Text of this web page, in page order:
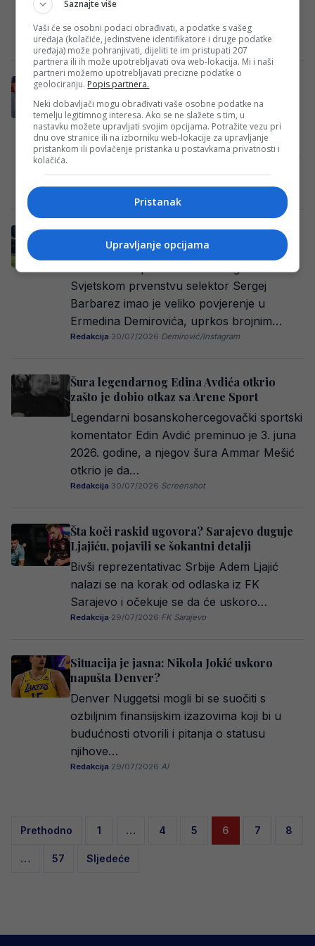
prema informacijama italijanskih medija,
posao bi trebao…
Redakcija·30/07/2026
Muharemoviću u Leeds stiže igrač čija je
odluka izazvala bijes među navijačima BiH
Tarik Muharemović bi do kraja ljetnog
prijelaznog roka mogao dobiti vrlo zvučno
društvo u svlačionici Leeds Uniteda. Nakon
što je…
Redakcija·30/07/2026·Leeds
Navijači BiH ga žestoko prozivali tokom
Mundijala, a njegova zarada je milionska
Tokom nastupa Bosne i Hercegovine na
Svjetskom prvenstvu selektor Sergej
Barbarez imao je veliko povjerenje u
Ermedina Demirovića, uprkos brojnim…
Redakcija·30/07/2026·Demirović/Instagram
Šura legendarnog Edina Avdića otkrio
zašto je dobio otkaz sa Arene Sport
Legendarni bosanskohercegovački sportski
komentator Edin Avdić preminuo je 3. juna
2026. godine, a njegov šura Ammar Mešić
otkrio je da…
Redakcija·30/07/2026·Screenshot
Šta koči raskid ugovora? Sarajevo duguje
Ljajiću, pojavili se šokantni detalji
Bivši reprezentativac Srbije Adem Ljajić
nalazi se na korak od odlaska iz FK
Sarajevo i očekuje se da će uskoro…
Redakcija·29/07/2026·FK Sarajevo
Situacija je jasna: Nikola Jokić uskoro
napušta Denver?
Denver Nuggetsi mogli bi se suočiti s
ozbiljnim finansijskim izazovima koji bi u
budućnosti otvorili i pitanja o statusu
njihove…
Redakcija·29/07/2026·AI
Posts
pagination
Prethodno 1 … 4 5 6 7 8
… 57 Sljedeće
Saznajte više
Vaši će se osobni podaci obrađivati, a podatke s vašeg
uređaja (kolačiće, jedinstvene identifikatore i druge podatke
uređaja) može pohranjivati, dijeliti te im pristupati 207
partnera ili ih može upotrebljavati ova web-lokacija. Mi i naši
partneri možemo upotrebljavati precizne podatke o
geolociranju. Popis partnera.
Neki dobavljači mogu obrađivati vaše osobne podatke na
temelju legitimnog interesa. Ako se ne slažete s tim, u
nastavku možete upravljati svojim opcijama. Potražite vezu pri
dnu ove stranice ili na izborniku web-lokacije za upravljanje
pristankom ili povlačenje pristanka u postavkama privatnosti i
kolačića.
Pristanak
Upravljanje opcijama